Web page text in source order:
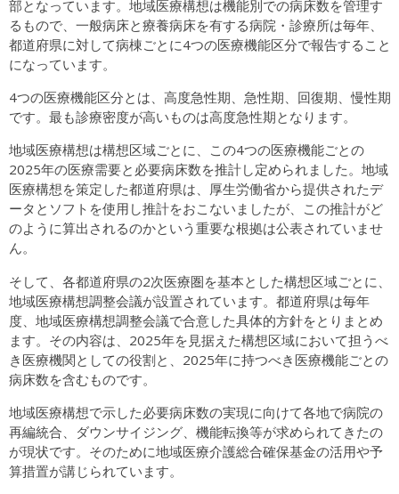
部となっています。地域医療構想は機能別での病床数を管理す
るもので、一般病床と療養病床を有する病院・診療所は毎年、
都道府県に対して病棟ごとに4つの医療機能区分で報告すること
になっています。
4つの医療機能区分とは、高度急性期、急性期、回復期、慢性期
です。最も診療密度が高いものは高度急性期となります。
地域医療構想は構想区域ごとに、この4つの医療機能ごとの
2025年の医療需要と必要病床数を推計し定められました。地域
医療構想を策定した都道府県は、厚生労働省から提供されたデ
ータとソフトを使用し推計をおこないましたが、この推計がど
のように算出されるのかという重要な根拠は公表されていませ
ん。
そして、各都道府県の2次医療圏を基本とした構想区域ごとに、
地域医療構想調整会議が設置されています。都道府県は毎年
度、地域医療構想調整会議で合意した具体的方針をとりまとめ
ます。その内容は、2025年を見据えた構想区域において担うべ
き医療機関としての役割と、2025年に持つべき医療機能ごとの
病床数を含むものです。
地域医療構想で示した必要病床数の実現に向けて各地で病院の
再編統合、ダウンサイジング、機能転換等が求められてきたの
が現状です。そのために地域医療介護総合確保基金の活用や予
算措置が講じられています。